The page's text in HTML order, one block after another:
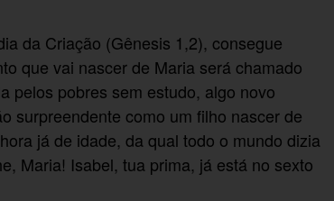
da Criação (Gênesis 1,2), consegue
que vai nascer de Maria será chamado
pelos pobres sem estudo, algo novo
surpreendente como um filho nascer de
já de idade, da qual todo o mundo dizia
Maria! Isabel, tua prima, já está no sexto